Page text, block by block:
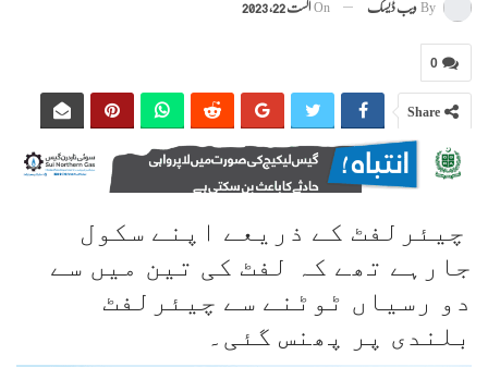
By ویب ڈیسک On اگست 22, 2023
0
Share
چیئرلفٹ کے ذریعے اپنے سکول
جارہے تھے کہ لفٹ کی تین میں سے
دو رسیاں ٹوٹنے سے چیئرلفٹ
بلندی پر پھنس گئی۔